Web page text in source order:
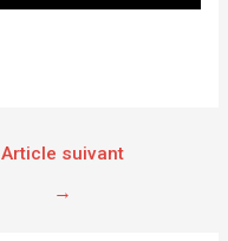
Article suivant
→